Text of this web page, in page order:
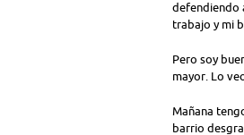
defendiendo
trabajo y mi
Pero soy
mayor. Lo
Mañana
barrio